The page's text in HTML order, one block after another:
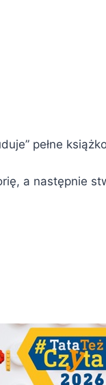
pełne
a następnie